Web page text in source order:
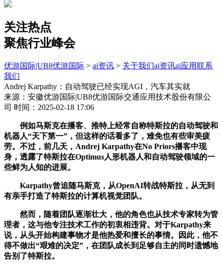
关注热点
聚焦行业峰会
优游国际|UB8优游国际 > ai资讯 > 关于我们ai资讯ai应用联系
我们
Andrej Karpathy：自动驾驶已经实现AGI，汽车其实就
来源：安徽优游国际|UB8优游国际交通应用技术股份有限公
司 时间：2025-02-18 17:06
例如马斯克在播客、推特上经常自称特斯拉的自动驾驶和
机器人“天下第一”，但这样的话看多了，难免也有些审美疲
劳。不过，前几天，Andrej Karpathy在No Priors播客中现
身，透露了特斯拉在Optimus人形机器人和自动驾驶领域的一
些鲜为人知的进展。
Karpathy曾追随马斯克，从OpenAI转战特斯拉，从无到
有亲手打造了特斯拉的计算机视觉团队。
然而，随着团队逐渐壮大，他的角色也从技术专家转为管
理者，这与他专注技术工作的初衷相违背。对于Karpathy来
说，从头开始构建事物才是他热爱和擅长的事情。因此，他不
得不做出“艰难的决定”，在团队成长到足够自主的同时遗憾地
告别了特斯拉。